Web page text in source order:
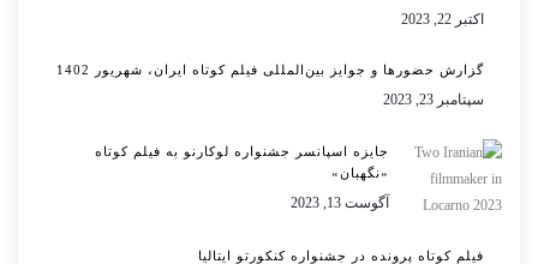
اکتبر 22, 2023
گزارش حضورها و جوایز بین‌المللی فیلم کوتاه ایران، شهریور 1402
سپتامبر 23, 2023
جایزه اسپانسر جشنواره لوکارنو به فیلم کوتاه
«نگهبان»
آگوست 13, 2023
فیلم کوتاه پرونده در جشنواره کنکورتو ایتالیا